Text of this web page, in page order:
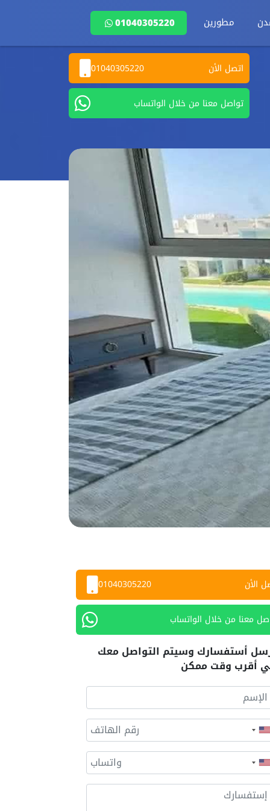
مطورين 01040305220
اتصل الأن 01040305220
تواصل معنا من خلال الواتساب
الأن 01040305220
معنا من خلال الواتساب
أستفسارك وسيتم التواصل معك
أقرب وقت ممكن